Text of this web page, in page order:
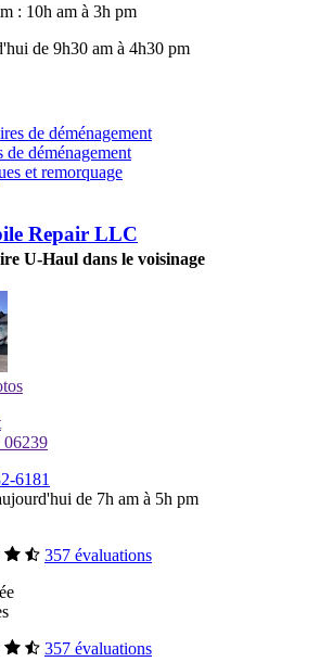
: 10h am à 3h pm
de 9h30 am à 4h30 pm
de déménagement
de déménagement
et remorquage
Repair LLC
U-Haul dans le voisinage
06239
6181
de 7h am à 5h pm
357 évaluations
357 évaluations